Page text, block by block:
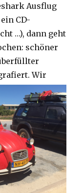
Ausflug
CD-
…), dann geht
schöner
Wir